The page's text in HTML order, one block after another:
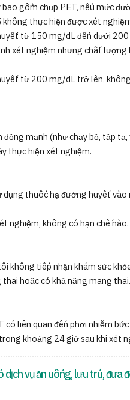
gồm chụp PET, nếu mức
thực hiện được xét
từ 150 mg/dL đến dưới
xét nghiệm nhưng chất lượng
từ 200 mg/dL trở lên,
mạnh (như chạy bộ, tập tạ,
thực hiện xét nghiệm.
dụng thuốc hạ đường huyết vào
nghiệm, không có hạn chế nào.
không tiếp nhận khám sức
hoặc có khả năng mang thai.
có liên quan đến phơi nhiễm bức
khoảng 24 giờ sau khi xét
dịch vụ ăn uống, lưu trú, đưa